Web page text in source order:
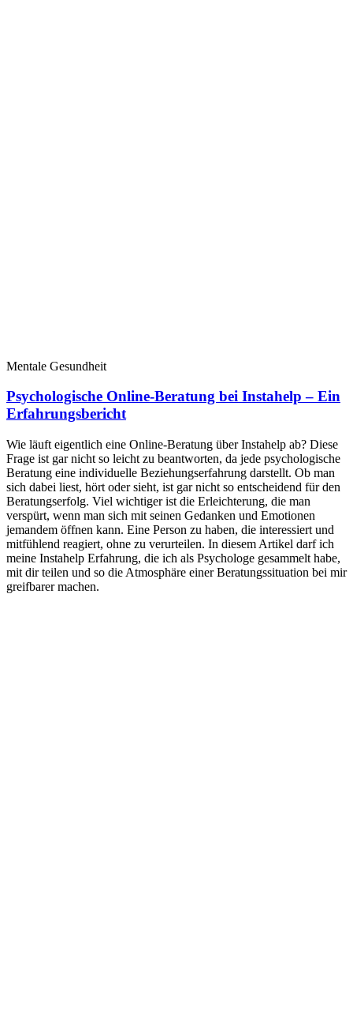
Mentale Gesundheit
Psychologische Online-Beratung bei Instahelp – Ein
Erfahrungsbericht
Wie läuft eigentlich eine Online-Beratung über Instahelp ab? Diese
Frage ist gar nicht so leicht zu beantworten, da jede psychologische
Beratung eine individuelle Beziehungserfahrung darstellt. Ob man
sich dabei liest, hört oder sieht, ist gar nicht so entscheidend für den
Beratungserfolg. Viel wichtiger ist die Erleichterung, die man
verspürt, wenn man sich mit seinen Gedanken und Emotionen
jemandem öffnen kann. Eine Person zu haben, die interessiert und
mitfühlend reagiert, ohne zu verurteilen. In diesem Artikel darf ich
meine Instahelp Erfahrung, die ich als Psychologe gesammelt habe,
mit dir teilen und so die Atmosphäre einer Beratungssituation bei mir
greifbarer machen.